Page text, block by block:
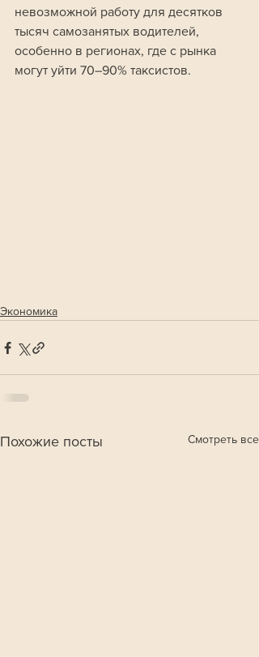
невозможной работу для десятков
тысяч самозанятых водителей,
особенно в регионах, где с рынка
могут уйти 70–90% таксистов.
Экономика
Похожие посты Смотреть все